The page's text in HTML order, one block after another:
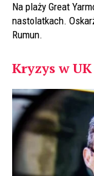
Na plaży Great
nastolatkach.
Rumun.
Kryzys w UK